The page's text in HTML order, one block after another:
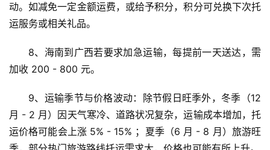
动。如减免一定金额运费，或给予积分，积分可兑换下次托
运服务或相关礼品。
8、海南到广西若要求加急运输，每提前一天送达，需
加收 200 - 800 元。
9、运输季节与价格波动：除节假日旺季外，冬季（12
月 - 2 月）因天气寒冷、道路状况复杂，运输成本增加，托
运价格可能会上涨 5% - 15% ；夏季（6 月 - 8 月）旅游旺